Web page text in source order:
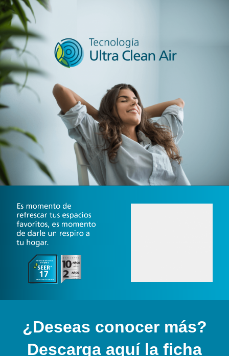
¿Deseas conocer más?
Descarga aquí la ficha